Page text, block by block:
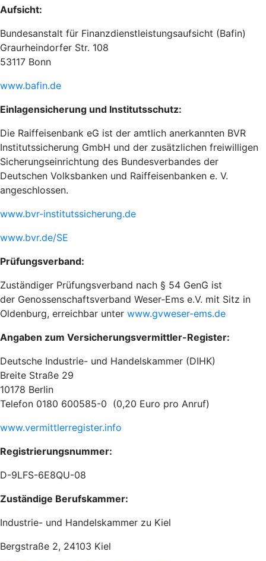
Aufsicht:
Bundesanstalt für Finanzdienstleistungsaufsicht (Bafin)
Graurheindorfer Str. 108
53117 Bonn
www.bafin.de
Einlagensicherung und Institutsschutz:
Die Raiffeisenbank eG ist der amtlich anerkannten BVR
Institutssicherung GmbH und der zusätzlichen freiwilligen
Sicherungseinrichtung des Bundesverbandes der
Deutschen Volksbanken und Raiffeisenbanken e. V.
angeschlossen.
www.bvr-institutssicherung.de
www.bvr.de/SE
Prüfungsverband:
Zuständiger Prüfungsverband nach § 54 GenG ist
der Genossenschaftsverband Weser-Ems e.V. mit Sitz in
Oldenburg, erreichbar unter www.gvweser-ems.de
Angaben zum Versicherungsvermittler-Register:
Deutsche Industrie- und Handelskammer (DIHK)
Breite Straße 29
10178 Berlin
Telefon 0180 600585-0 (0,20 Euro pro Anruf)
www.vermittlerregister.info
Registrierungsnummer:
D-9LFS-6E8QU-08
Zuständige Berufskammer:
Industrie- und Handelskammer zu Kiel
Bergstraße 2, 24103 Kiel